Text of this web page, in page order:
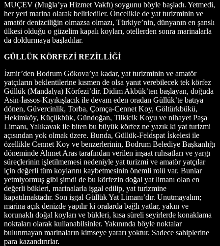
MUÇEV (Muğla’ya Hizmet Vakfı) soygunu böyle başladı. Yetmedi,
her yeri marina olarak belirlediler. Öncelikle de yat turizminin ve
amatör denizciliğin olmazsa olmazı, Türkiye’nin, dünyanın en şanslı
ülkesi olduğu o güzelim kapalı koyları, otellerden sonra marinalarla
da doldurmaya başladılar.
GÜLLÜK KÖRFEZİ REZİLLİĞİ
İzmir’den Bodrum Gökova’ya kadar, yat turizminin ve amatör
yatçıların beklentilerine kısmen de olsa yanıt verebilecek tek körfez
Güllük (Mandalya) Körfezi’dir. Didim Akbük’ten başlayan, doğuda
Asin-İassos-Kıyıkışlacık ile devam eden oradan Güllük’te batıya
dönen, Güvercinlik, Torba, Çomça-Cennet Koy, Göltürkbükü,
Hekimköy, Küçükbük, Gündoğan, Tilkicik Koyu ve nihayet Paşa
Limanı, Yalıkavak ile biten bu büyük körfez ne yazık ki yat turizmi
açısından yok olmak üzere. Bunda, Güllük-Feldspat İskelesi ile
özellikle Cennet Koy ve benzerlerinin, Bodrum Belediye Başkanlığı
döneminde Ahmet Aras tarafından verilen inşaat ruhsatları ve yargı
süreçlerinin işletilmemesi nedeniyle yat turizmi ve amatör yatçılar
için değerli tüm koylarını kaybetmesinin önemli rolü var. Bunlar
yetmiyormuş gibi şimdi de bu körfezin doğal yat limanı olan en
değerli bükleri, marinalarla işgal edilip, yat turizmine
kapatılmaktadır. Son işgal Güllük Yat Limanı’dır. Unutmayalım;
marina açık denizde yapılır ki oralarda bağlı yatlar, yakın ve
korunaklı doğal koyları ve bükleri, kısa süreli seyirlerde konaklama
noktaları olarak kullanabilsinler. Yakınında böyle noktalar
bulunmayan marinaların kimseye yararı yoktur. Sadece sahiplerine
para kazandırırlar.